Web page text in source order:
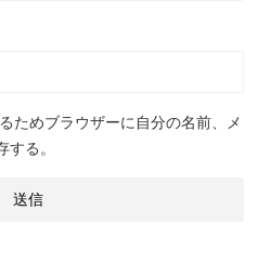
ためブラウザーに自分の名前、メ
る。